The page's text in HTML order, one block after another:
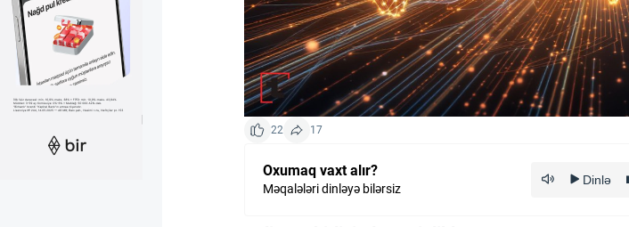
ÇƏRƏZLƏR SİYASƏTİ
İSTIFADƏ ŞƏRTLƏRİ
22 17
Oxumaq vaxt alır?
Məqalələri dinləyə bilərsiz